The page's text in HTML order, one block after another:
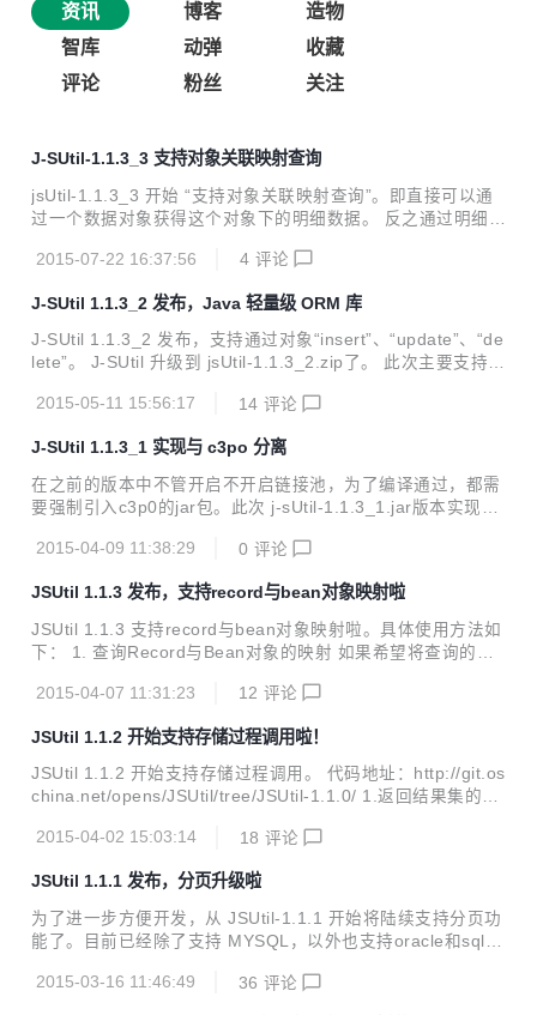
资讯 博客
造物
智库
动弹
收藏
评论
粉丝 关注
J-SUtil-1.1.3_3 支持对象关联映射查询
jsUtil-1.1.3_3 开始 “支持对象关联映射查询”。即直接可以通
过一个数据对象获得这个对象下的明细数据。 反之通过明细的
model类中增加如下“批注”（@ArrayAnnotation）即可实现。
注”就能实现对象间的关联互查。 项目：J-SUtil
2015-07-22 16:37:56 4 评论
J-SUtil 1.1.3_2 发布，Java 轻量级 ORM 库
J-SUtil 1.1.3_2 发布，支持通过对象“insert”、“update”、“de
lete”。 J-SUtil 升级到 jsUtil-1.1.3_2.zip了。 此次主要支持如
修改数据 3. 直接通过持久化对象删除数据 实现上述功能，只
中如下调用即可 【添加】 【修改】 【删除】 如果要删除集
合，可以调用deleteObjects方法。 项目地址：http://git.osch
ina.net/opens/JSUtil J-SUtil (java ...
2015-05-11 15:56:17 14 评论
J-SUtil 1.1.3_1 实现与 c3po 分离
在之前的版本中不管开启不开启链接池，为了编译通过，都需
要强制引入c3p0的jar包。此次 j-sUtil-1.1.3_1.jar版本实现与
件： ① config/c3p0.properties ② c3p0-plugin-1.0.0.jar、c
时候集成，从使用上更合理化。 如果需要，链接池具体的引入
步骤如下： ① 将config/c3p0.properties 拷贝到你的web应用
的classPath中，一般为：XX\WEB-INF\cl...
2015-04-09 11:38:29 0 评论
JSUtil 1.1.3 发布，支持record与bean对象映射啦
JSUtil 1.1.3 支持record与bean对象映射啦。具体使用方法如
下： 1. 查询Record与Bean对象的映射 如果希望将查询的记
与数据库表(table)、查询（view）对应的JavaBean类，并给
可。 2. 根据表或查询（view）的主键取得唯一record 事前需
要先通过Map的形式存入各个主键字段以及对应的值。. ① 返
回Bean对象数据 ② 返回Map数据
2015-04-07 11:31:23 12 评论
JSUtil 1.1.2 开始支持存储过程调用啦！
JSUtil 1.1.2 开始支持存储过程调用。 代码地址：http://git.os
china.net/opens/JSUtil/tree/JSUtil-1.1.0/ 1.返回结果集的调
Utility) 一个轻量级的开源插件。17K的大小让你的web应用瞬
ql server、oracle 三大数据库。 <a href="http://static.oschi
na.net/uploads/space/2015/0215/155447_cOwe_2...
2015-04-02 15:03:14 18 评论
JSUtil 1.1.1 发布，分页升级啦
为了进一步方便开发，从 JSUtil-1.1.1 开始将陆续支持分页功
能了。目前已经除了支持 MYSQL，以外也支持oracle和sqlse
e/snippet_2313055_46207 项目地址：http://git.oschina.ne
2015-03-16 11:46:49 36 评论